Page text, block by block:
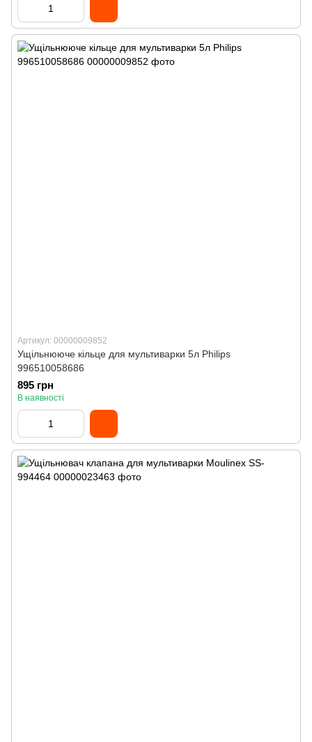
Артикул: 00000009852
Ущільнююче кільце для мультиварки 5л Philips
996510058686
895 грн
В наявності